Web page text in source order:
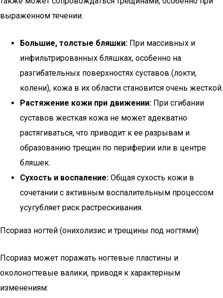
выраженном течении:
Большие, толстые бляшки: При массивных и
инфильтрированных бляшках, особенно на
разгибательных поверхностях суставов (локти,
колени), кожа в их области становится очень жесткой.
Растяжение кожи при движении: При сгибании
суставов жесткая кожа не может адекватно
растягиваться, что приводит к ее разрывам и
образованию трещин по периферии или в центре
бляшек.
Сухость и воспаление: Общая сухость кожи в
сочетании с активным воспалительным процессом
усугубляет риск растрескивания.
Псориаз ногтей (онихолизис и трещины под ногтями)
Псориаз может поражать ногтевые пластины и
околоногтевые валики, приводя к характерным
изменениям: